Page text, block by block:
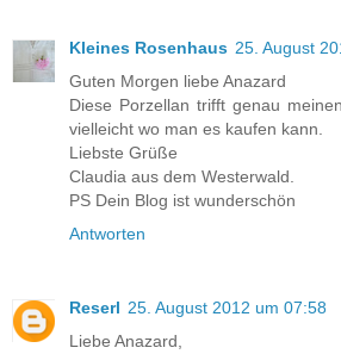
Kleines Rosenhaus 25. August
Guten Morgen liebe Anazard
Diese Porzellan trifft genau
vielleicht wo man es kaufen kann.
Liebste Grüße
Claudia aus dem Westerwald.
PS Dein Blog ist wunderschön
Antworten
Reserl 25. August 2012 um 07:58
Liebe Anazard,